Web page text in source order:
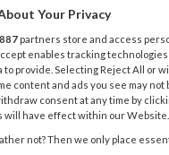
2025 HEART BEAT
|
vrouw zonder
met ernstig
Your Privacy
887 partners store and access
enables tracking
to provide. Selecting Reject All or
content and ads you see may
consent at any time by
will have effect within our
not? Then we only place